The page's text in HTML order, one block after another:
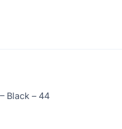
Black – 44